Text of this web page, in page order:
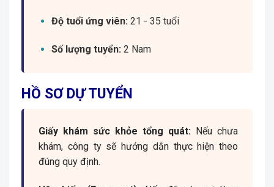
Độ tuổi ứng viên:21 - 35 tuổi
Số lượng tuyển:2 Nam
HỒ SƠ DỰ TUYỂN
Giấy khám sức khỏe tổng quát: Nếu chưa
khám, công ty sẽ hướng dẫn thực hiện theo
đúng quy định.